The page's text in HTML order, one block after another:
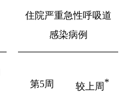
住院严重急性呼吸道
感染病例
第5周 较上周*